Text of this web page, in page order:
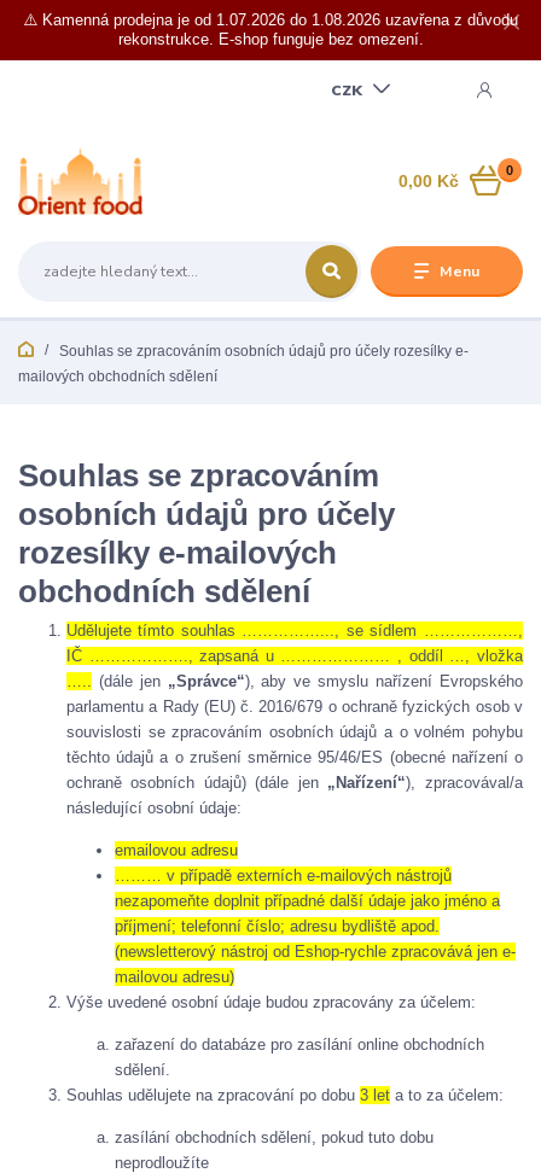
⚠️ Kamenná prodejna je od 1.07.2026 do 1.08.2026 uzavřena z důvodu
rekonstrukce. E-shop funguje bez omezení.
Menu
CZK
0
0,00 Kč
Souhlas se zpracováním osobních údajů pro účely rozesílky e-
mailových obchodních sdělení
Souhlas se zpracováním
osobních údajů pro účely
rozesílky e-mailových
obchodních sdělení
Udělujete tímto souhlas ……………..., se sídlem ………………,
IČ ………………., zapsaná u ………………… , oddíl …, vložka
(dále jen „Správce“), aby ve smyslu nařízení Evropského
parlamentu a Rady (EU) č. 2016/679 o ochraně fyzických osob v
souvislosti se zpracováním osobních údajů a o volném pohybu
těchto údajů a o zrušení směrnice 95/46/ES (obecné nařízení o
ochraně osobních údajů) (dále jen „Nařízení“), zpracovával/a
následující osobní údaje:
emailovou adresu
……… v případě externích e-mailových nástrojů
nezapomeňte doplnit případné další údaje jako jméno a
příjmení; telefonní číslo; adresu bydliště apod.
(newsletterový nástroj od Eshop-rychle zpracovává jen e-
mailovou adresu)
Výše uvedené osobní údaje budou zpracovány za účelem:
zařazení do databáze pro zasílání online obchodních
sdělení.
Souhlas udělujete na zpracování po dobu 3 let a to za účelem:
zasílání obchodních sdělení, pokud tuto dobu
neprodloužíte